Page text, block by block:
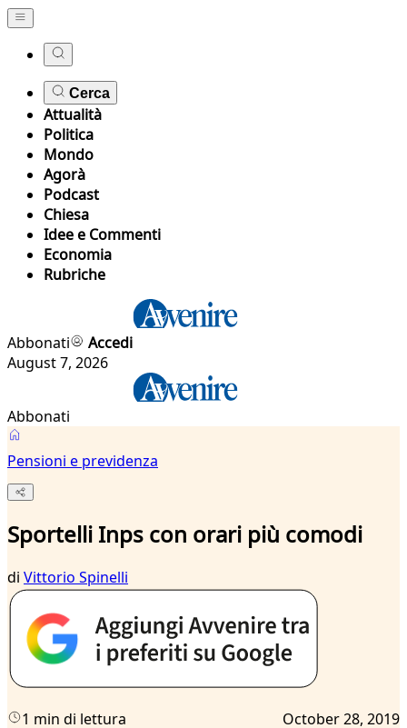
Cerca
Attualità
Politica
Mondo
Agorà
Podcast
Chiesa
Idee e Commenti
Economia
Rubriche
Abbonati
Accedi
August 7, 2026
Abbonati
Pensioni e previdenza
Sportelli Inps con orari più comodi
di Vittorio Spinelli
1 min di lettura October 28, 2019